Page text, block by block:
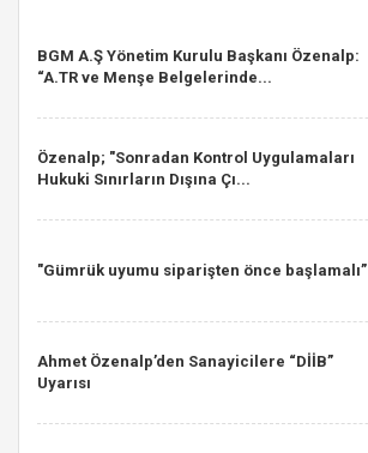
BGM A.Ş Yönetim Kurulu Başkanı Özenalp:
“A.TR ve Menşe Belgelerinde...
Özenalp; "Sonradan Kontrol Uygulamaları
Hukuki Sınırların Dışına Çı...
"Gümrük uyumu siparişten önce başlamalı”
Ahmet Özenalp’den Sanayicilere “DİİB”
Uyarısı